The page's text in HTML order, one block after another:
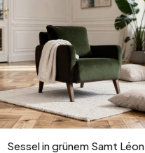
Sessel in grünem Samt Léon